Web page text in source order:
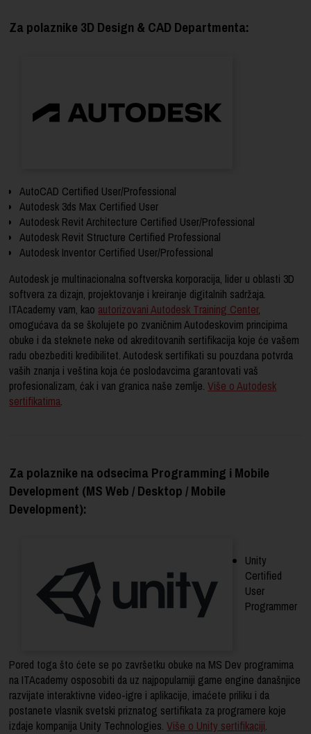
Za polaznike 3D Design & CAD Departmenta:
AutoCAD Certified User/Professional
Autodesk 3ds Max Certified User
Autodesk Revit Architecture Certified User/Professional
Autodesk Revit Structure Certified Professional
Autodesk Inventor Certified User/Professional
Autodesk je multinacionalna softverska korporacija, lider u oblasti 3D
softvera za dizajn, projektovanje i kreiranje digitalnih sadržaja.
ITAcademy vam, kao autorizovani Autodesk Training Center,
omogućava da se školujete po zvaničnim Autodeskovim principima
obuke i da steknete neke od akreditovanih sertifikacija koje će vašem
radu obezbediti kredibilitet. Autodesk sertifikati su pouzdana potvrda
vaših znanja i veština koja će poslodavcima garantovati vaš
profesionalizam, ćak i van granica naše zemlje.Više o Autodesk
sertifikatima.
Za polaznike na odsecima Programming i Mobile
Development (MS Web / Desktop / Mobile
Development):
Unity
Certified
User
Programmer
Pored toga što ćete se po završetku obuke na MS Dev programima
na ITAcademy osposobiti da uz najpopularniji game engine današnjice
razvijate interaktivne video-igre i aplikacije, imaćete priliku i da
postanete vlasnik svetski priznatog sertifikata za programere koje
izdaje kompanija Unity Technologies.Više o Unity sertifikaciji.